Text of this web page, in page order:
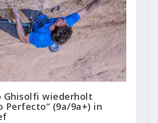
Ghisolfi wiederholt
Perfecto“ (9a/9a+) in